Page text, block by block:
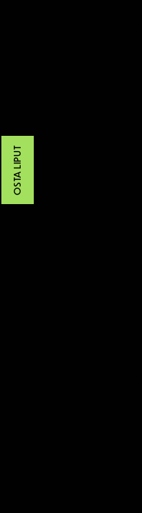
OSTA LIPUT